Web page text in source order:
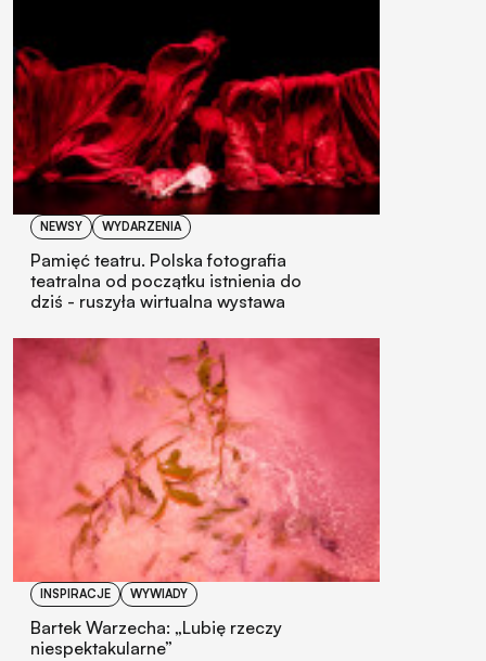
NEWSY WYDARZENIA
Pamięć teatru. Polska fotografia
teatralna od początku istnienia do
dziś - ruszyła wirtualna wystawa
INSPIRACJE WYWIADY
Bartek Warzecha: „Lubię rzeczy
niespektakularne”